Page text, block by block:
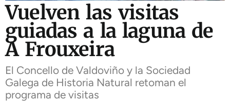
Vuelven las visitas
guiadas a la laguna de
A Frouxeira
El Concello de Valdoviño y la Sociedad
Galega de Historia Natural retoman el
programa de visitas